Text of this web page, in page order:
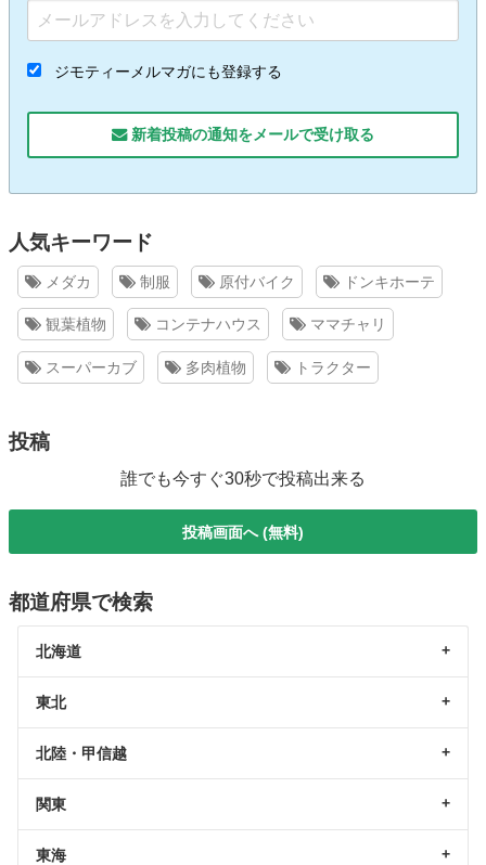
ジモティーメルマガにも登録する
新着投稿の通知をメールで受け取る
人気キーワード
メダカ 制服 原付バイク ドンキホーテ
観葉植物 コンテナハウス ママチャリ
スーパーカブ 多肉植物 トラクター
投稿
誰でも今すぐ30秒で投稿出来る
投稿画面へ (無料)
都道府県で検索
北海道
東北
北陸・甲信越
関東
東海